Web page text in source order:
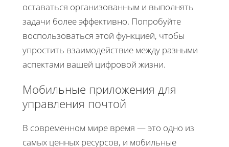
оставаться организованным и выполнять
задачи более эффективно. Попробуйте
воспользоваться этой функцией, чтобы
упростить взаимодействие между разными
аспектами вашей цифровой жизни.
Мобильные приложения для
управления почтой
В современном мире время — это одно из
самых ценных ресурсов, и мобильные